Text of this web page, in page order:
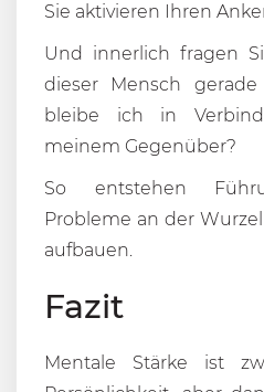
Sie aktivieren Ihren
Und innerlich fragen
dieser Mensch
bleibe ich in
meinem Gegenüber?
So entstehen
Probleme an der
aufbauen.
Fazit
Mentale Stärke ist